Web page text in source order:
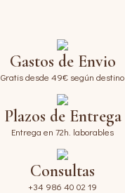
Gastos de Envio
Gratis desde 49€ según destino
Plazos de Entrega
Entrega en 72h. laborables
Consultas
+34 986 40 02 19